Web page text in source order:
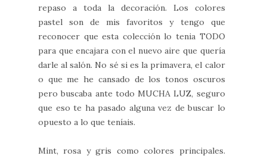
repaso a toda la decoración. Los colores
pastel son de mis favoritos y tengo que
reconocer que esta colección lo tenia TODO
para que encajara con el nuevo aire que quería
darle al salón. No sé si es la primavera, el calor
o que me he cansado de los tonos oscuros
pero buscaba ante todo MUCHA LUZ, seguro
que eso te ha pasado alguna vez de buscar lo
opuesto a lo que teníais.
Mint, rosa y gris como colores principales.